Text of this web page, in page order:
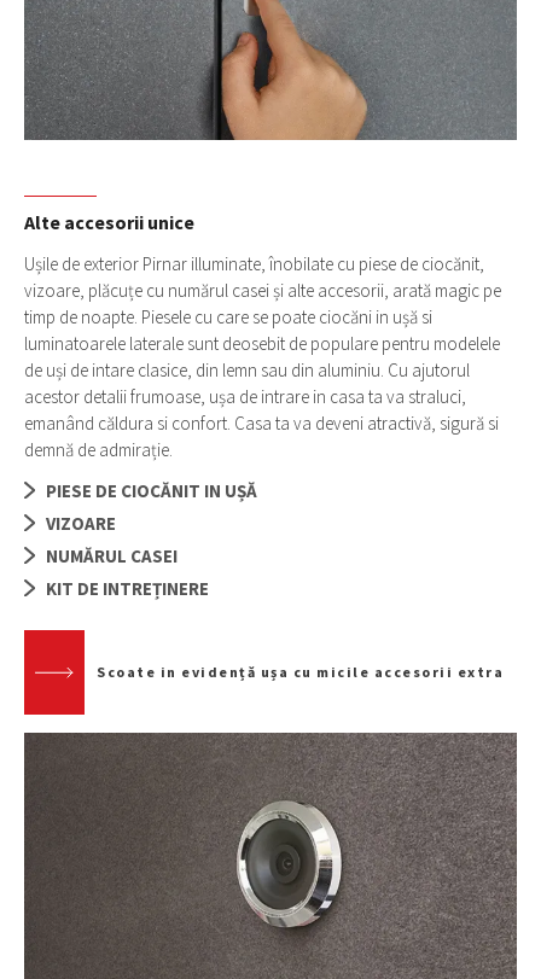
Alte accesorii unice
Ușile de exterior Pirnar illuminate, înobilate cu piese de ciocănit,
vizoare, plăcuțe cu numărul casei și alte accesorii, arată magic pe
timp de noapte. Piesele cu care se poate ciocăni in ușă si
luminatoarele laterale sunt deosebit de populare pentru modelele
de uși de intare clasice, din lemn sau din aluminiu. Cu ajutorul
acestor detalii frumoase, ușa de intrare in casa ta va straluci,
emanând căldura si confort. Casa ta va deveni atractivă, sigură si
demnă de admirație.
PIESE DE CIOCĂNIT IN UȘĂ
VIZOARE
NUMĂRUL CASEI
KIT DE INTREȚINERE
Scoate in evidență ușa cu micile accesorii extra